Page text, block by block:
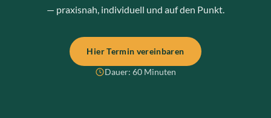
— praxisnah, individuell und auf den Punkt.
Hier Termin vereinbaren
Dauer: 60 Minuten